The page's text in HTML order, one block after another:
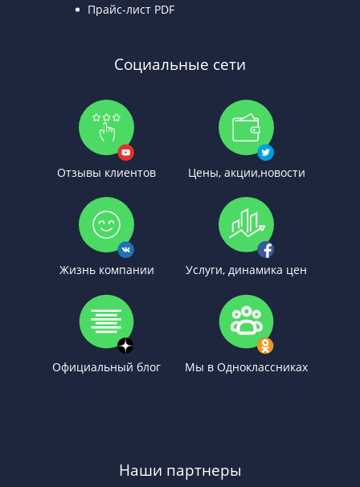
Прайс-лист PDF
Социальные сети
Отзывы клиентов Цены, акции,новости
Жизнь компании Услуги, динамика цен
Официальный блог Мы в Одноклассниках
Наши партнеры